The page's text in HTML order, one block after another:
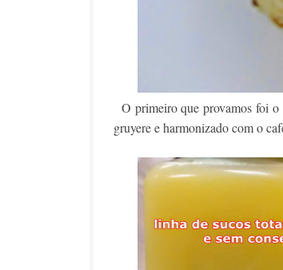
O primeiro que provamos foi
gruyere e harmonizado com o